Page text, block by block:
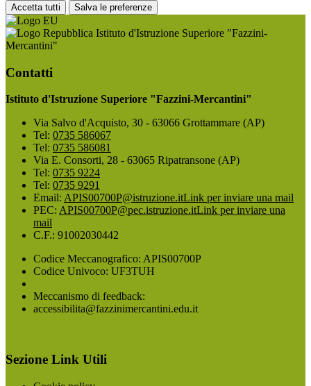
Accetta tutti Salva le preferenze
Istituto d'Istruzione Superiore "Fazzini-
Mercantini"
Contatti
Istituto d'Istruzione Superiore "Fazzini-Mercantini"
Via Salvo d'Acquisto, 30 - 63066 Grottammare (AP)
Tel: 0735 586067
Tel: 0735 586081
Via E. Consorti, 28 - 63065 Ripatransone (AP)
Tel: 0735 9224
Tel: 0735 9291
Email: APIS00700P@istruzione.itLink per inviare una mail
PEC: APIS00700P@pec.istruzione.itLink per inviare una
mail
C.F.: 91002030442
Codice Meccanografico: APIS00700P
Codice Univoco: UF3TUH
Meccanismo di feedback:
accessibilita@fazzinimercantini.edu.it
Sezione Link Utili